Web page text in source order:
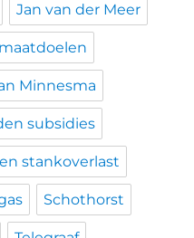
Jan van der Meer
Minnesma
subsidies
stankoverlast
Schothorst